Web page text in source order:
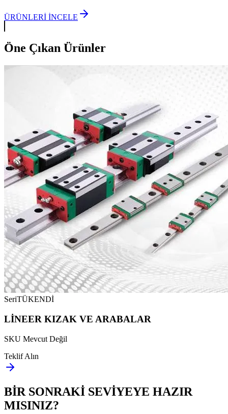
ÜRÜNLERİ İNCELE
Öne Çıkan Ürünler
SeriTÜKENDİ
LİNEER KIZAK VE ARABALAR
SKU Mevcut Değil
Teklif Alın
BİR SONRAKİ SEVİYEYE HAZIR
MISINIZ?